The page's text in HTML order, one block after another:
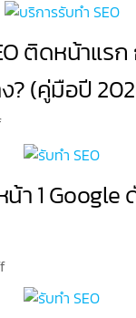
ติดหน้าแร
ง? (คู่มือปี
น้า 1